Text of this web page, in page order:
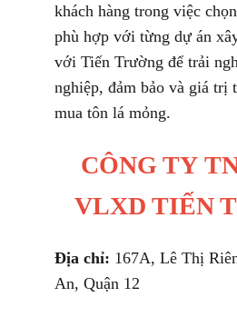
khách hàng trong việc
phù hợp với từng dự án
với Tiến Trường để trải
nghiệp, đảm bảo và giá trị
mua tôn lá mỏng.
CÔNG TY
VLXD TIẾN
Địa chỉ: 167A, Lê Thị
An, Quận 12